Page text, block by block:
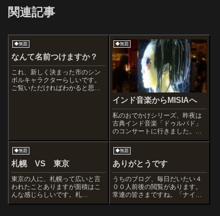
関連記事
◆無題
なんて名前つけますか？
これ、新しく決まった市のシン
ボルキャラクターらしいです。
ご覧いただければわかると思い
◆無題
インド音楽からMISIAへ
私のおでかけシリーズ、昨夜は
古典インド音楽「ドゥルパド」
のコンサートに行きました。ボ
ーカルとスールバハール（シタ
ール系）とパカワジ（両面太
鼓）という構成です。私はイン
ド音楽はやりませんが、インド
うに感じます。漢方...
◆無題
札幌 VS 東京
東京の人に、札幌って広いと言
われたことありますが面積はこ
んな感じらしいです。札
幌 １０４６km²東京２
◆無題
ありがとうです
うちのブログ、毎日だいたい４
００人前後の閲覧があります。
常連の皆さまですね。「ナイ
ス」ボタンを押してくださる人